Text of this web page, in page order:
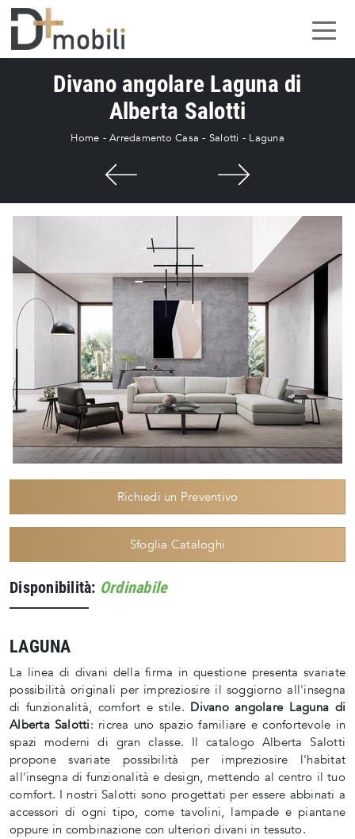
Divano angolare Laguna di
Alberta Salotti
Home - Arredamento Casa - Salotti - Laguna
Richiedi un Preventivo
Sfoglia Cataloghi
Disponibilità: Ordinabile
LAGUNA
La linea di divani della firma in questione presenta svariate
possibilità originali per impreziosire il soggiorno all'insegna
di funzionalità, comfort e stile. Divano angolare Laguna di
Alberta Salotti: ricrea uno spazio familiare e confortevole in
spazi moderni di gran classe. Il catalogo Alberta Salotti
propone svariate possibilità per impreziosire l'habitat
all'insegna di funzionalità e design, mettendo al centro il tuo
comfort. I nostri Salotti sono progettati per essere abbinati a
accessori di ogni tipo, come tavolini, lampade e piantane
oppure in combinazione con ulteriori divani in tessuto.